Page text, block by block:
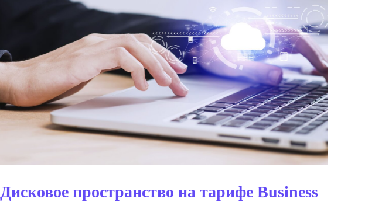
Дисковое пространство на тарифе Business